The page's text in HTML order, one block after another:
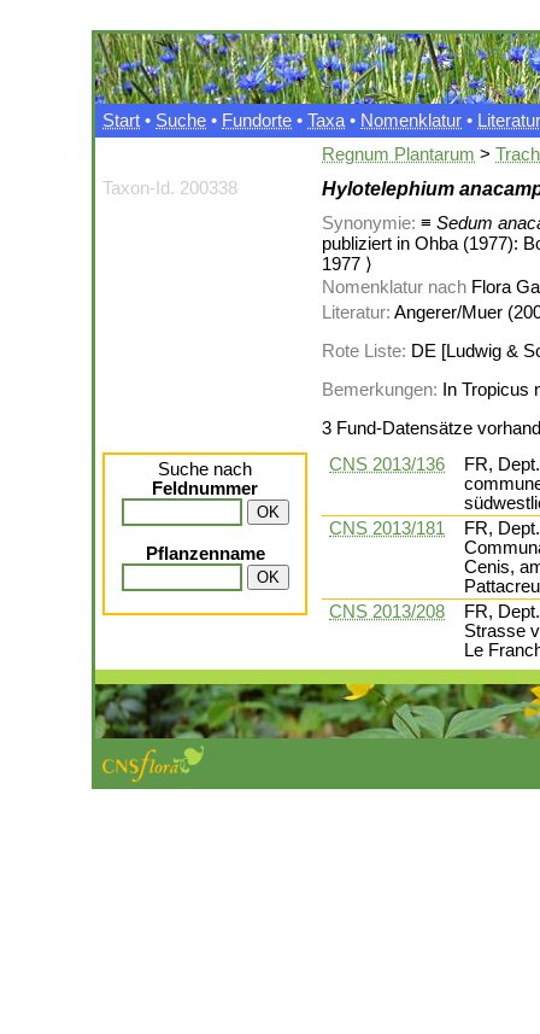
Start • Suche • Fundorte • Taxa • Nomenklatur • Literatur
Regnum Plantarum >
Taxon-Id. 200338
Hylotelephium
Synonymie: ≡ Sedum
publiziert in Ohba (1977):
1977 ⟩
Nomenklatur nach Flora
Literatur: Angerer/Muer
Rote Liste: DE [Ludwig &
Bemerkungen: In Tropicus
3 Fund-Datensätze
Suche nach
Feldnummer
Pflanzenname
CNS 2013/136
FR,
CNS 2013/181
FR,
Cenis,
CNS 2013/208
FR,
Strasse
Le